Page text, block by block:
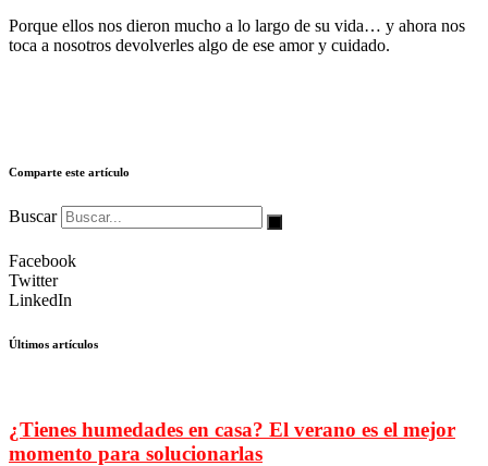
Porque ellos nos dieron mucho a lo largo de su vida… y ahora nos
toca a nosotros devolverles algo de ese amor y cuidado.
Comparte este artículo
Buscar
Facebook
Twitter
LinkedIn
Últimos artículos
¿Tienes humedades en casa? El verano es el mejor
momento para solucionarlas